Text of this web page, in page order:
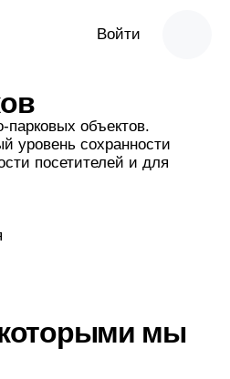
Войти
парковых объектов.
уровень сохранности
посетителей и для
мы